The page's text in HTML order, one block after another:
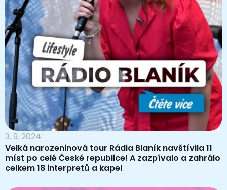
3. 9. 2024
Velká narozeninová tour Rádia Blaník navštívila 11
míst po celé České republice! A zazpívalo a zahrálo
celkem 18 interpretů a kapel